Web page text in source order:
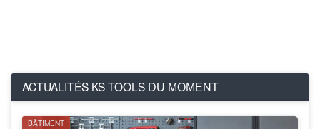
ACTUALITÉS KS TOOLS DU MOMENT
BÂTIMENT